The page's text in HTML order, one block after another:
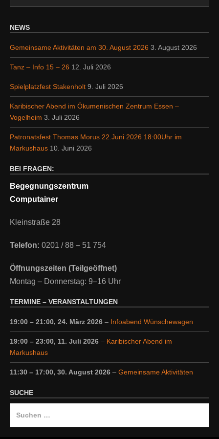
NEWS
Gemeinsame Aktivitäten am 30. August 2026 3. August 2026
Tanz – Info 15 – 26 12. Juli 2026
Spielplatzfest Stakenholt 9. Juli 2026
Karibischer Abend im Ökumenischen Zentrum Essen –
Vogelheim 3. Juli 2026
Patronatsfest Thomas Morus 22.Juni 2026 18:00Uhr im
Markushaus 10. Juni 2026
BEI FRAGEN:
Begegnungszentrum
Computainer
Kleinstraße 28
Telefon: 0201 / 88 – 51 754
Öffnungszeiten (Teilgeöffnet)
Montag – Donnerstag: 9–16 Uhr
TERMINE – VERANSTALTUNGEN
19:00 – 21:00, 24. März 2026 – Infoabend Wünschewagen
19:00 – 23:00, 11. Juli 2026 – Karibischer Abend im
Markushaus
11:30 – 17:00, 30. August 2026 – Gemeinsame Aktivitäten
SUCHE